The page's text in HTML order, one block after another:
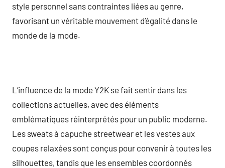
style personnel sans contraintes liées au genre,
favorisant un véritable mouvement d’égalité dans le
monde de la mode.
L’influence de la mode Y2K se fait sentir dans les
collections actuelles, avec des éléments
emblématiques réinterprétés pour un public moderne.
Les sweats à capuche streetwear et les vestes aux
coupes relaxées sont conçus pour convenir à toutes les
silhouettes, tandis que les ensembles coordonnés